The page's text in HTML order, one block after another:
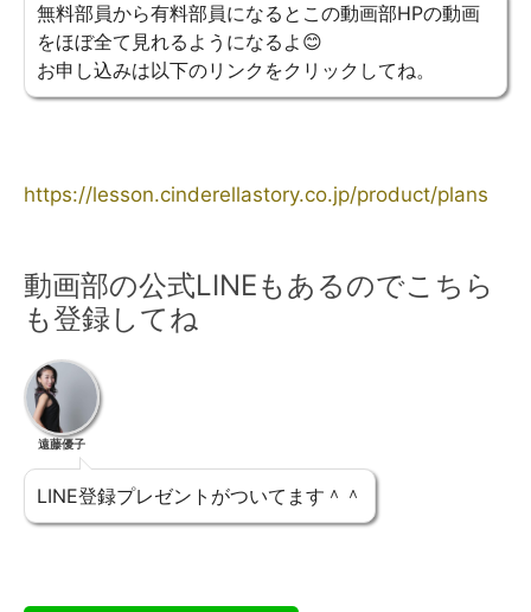
無料部員から有料部員になるとこの動画部HPの動画
をほぼ全て見れるようになるよ😊
お申し込みは以下のリンクをクリックしてね。
https://lesson.cinderellastory.co.jp/product/plans
動画部の公式LINEもあるのでこちら
も登録してね
遠藤優子
LINE登録プレゼントがついてます＾＾